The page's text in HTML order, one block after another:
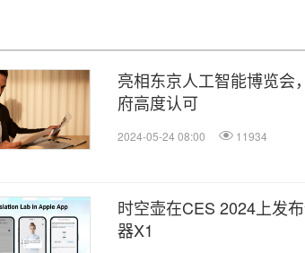
亮相东京人工智能博览会
府高度认可
2024-05-24 08:00 11934
时空壶在CES 2024上发
器X1